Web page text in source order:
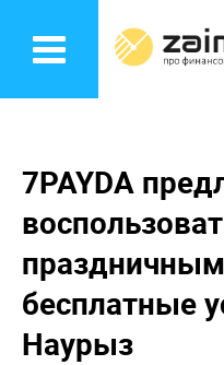
основному
7PAYDA
бесплатные
Наурыз